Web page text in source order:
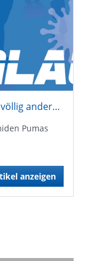
Das 51. Handballortsturnier mal in völlig anderer Form!!
Pumas
anzeigen